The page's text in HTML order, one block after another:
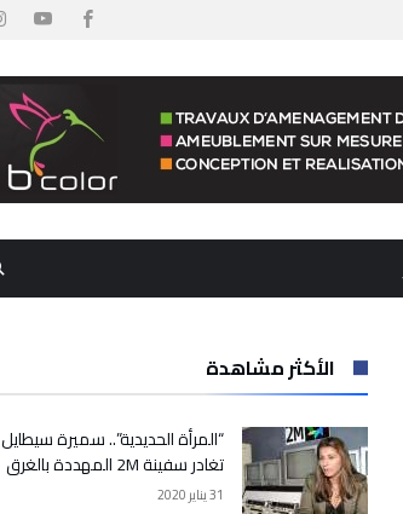
الأكثر مشاهدة
“المرأة الحديدية”.. سميرة سيطايل
تغادر سفينة 2M المهددة بالغرق
31 يناير 2020